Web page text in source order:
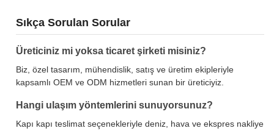
Sıkça Sorulan Sorular
Üreticiniz mi yoksa ticaret şirketi misiniz?
Biz, özel tasarım, mühendislik, satış ve üretim ekipleriyle
kapsamlı OEM ve ODM hizmetleri sunan bir üreticiyiz.
Hangi ulaşım yöntemlerini sunuyorsunuz?
Kapı kapı teslimat seçenekleriyle deniz, hava ve ekspres nakliye